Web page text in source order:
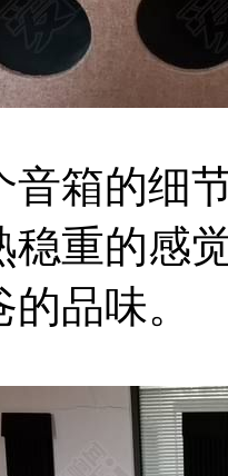
音箱的细
稳重的感
品味。